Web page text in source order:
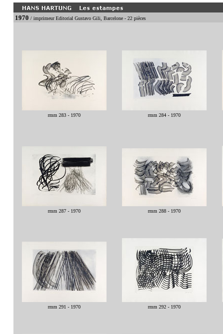
rmm 283 - 1970 rmm 284 - 1970
rmm 287 - 1970 rmm 288 - 1970
rmm 291 - 1970 rmm 292 - 1970
1970 / imprimeur Editorial Gustavo Gili, Barcelone - 22 pièces